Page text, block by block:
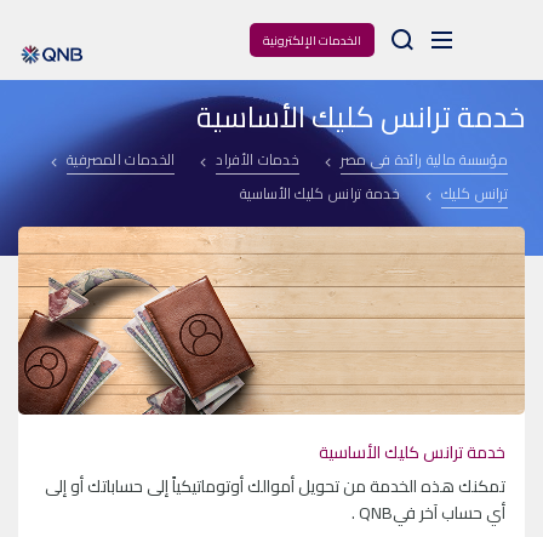
الخدمات الإلكترونية Arama
خدمة ترانس كليك الأساسية
مؤسسة مالية رائدة فى مصر خدمات الأفراد
الخدمات المصرفية
ترانس كليك
خدمة ترانس كليك الأساسية
خدمة ترانس كليك الأساسية
تمكنك هذه الخدمة من تحويل أموالك أوتوماتيكياً إلى حساباتك أو إلى
أي حساب آخر فيQNB .